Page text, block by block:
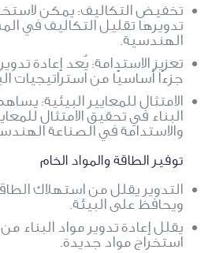
تخفيض التكاليف: يمكن
تدويرها تقليل التكاليف في
الهندسية.
تعزيز الاستدامة: يُعد إعادة
جزءًا أساسيًا من استراتيجيات
الامتثال للمعايير البيئية:
البناء في تحقيق الامتثال
والاستدامة في الصناعة
توفير الطاقة والمواد الخام
التدوير يقلل من استهلاك
ويحافظ على البيئة.
يقلل إعادة تدوير مواد البناء
استخراج مواد جديدة.